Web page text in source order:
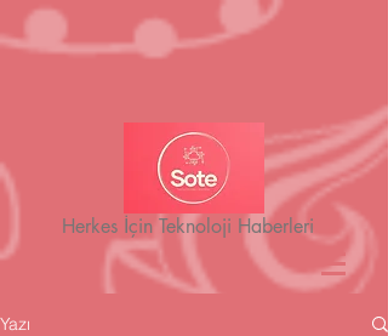
Herkes İçin Teknoloji Haberleri
Yazı